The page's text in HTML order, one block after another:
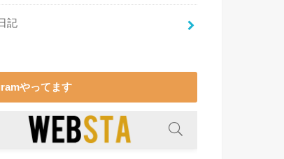
記
やってます